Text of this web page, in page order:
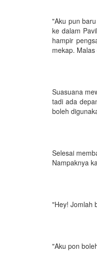
"Aku pun
ke dalam
hampir
mekap.
Suasuana
tadi ada
boleh
Selesai
Nampaknya
"Hey! Jomlah
"Aku pon